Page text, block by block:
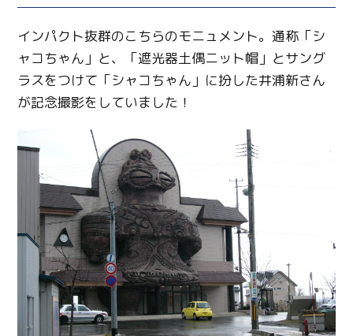
インパクト抜群のこちらのモニュメント。通称「シ
ャコちゃん」と、「遮光器土偶ニット帽」とサング
ラスをつけて「シャコちゃん」に扮した井浦新さん
が記念撮影をしていました！